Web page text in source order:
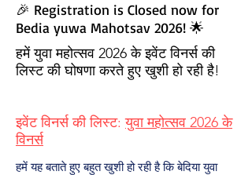
🎉 Registration is Closed now for
Bedia yuwa Mahotsav 2026! 🌟
हमें युवा महोत्सव 2026 के इवेंट विनर्स की
लिस्ट की घोषणा करते हुए खुशी हो रही है!
इवेंट विनर्स की लिस्ट:युवा महोत्सव 2026 के
विनर्स
हमें यह बताते हुए बहुत खुशी हो रही है कि बेदिया युवा